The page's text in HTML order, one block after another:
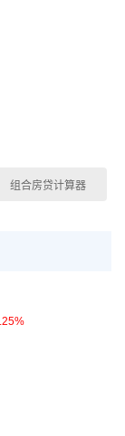
组合房贷计算器